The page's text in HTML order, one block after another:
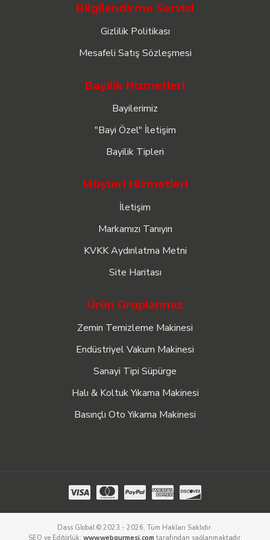
Bilgilendirme Servisi
Gizlilik Politikası
Mesafeli Satış Sözleşmesi
Bayilik Hizmetleri
Bayilerimiz
"Bayi Özel" İletişim
Bayilik Tipleri
Müşteri Hizmetleri
İletişim
Markamızı Tanıyın
KVKK Aydınlatma Metni
Site Haritası
Ürün Gruplarımız
Zemin Temizleme Makinesi
Endüstriyel Vakum Makinesi
Sanayi Tipi Süpürge
Halı & Koltuk Yıkama Makinesi
Basınçlı Oto Yıkama Makinesi
Dass Global © 2023 - 2026, Tüm Hakları Saklıdır.
SEO ve Editörlük: www.webgurmesi.com tarafından sağlanmaktadır.